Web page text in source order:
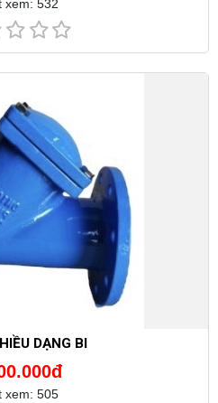
xem: 532
DẠNG BI
xem: 505